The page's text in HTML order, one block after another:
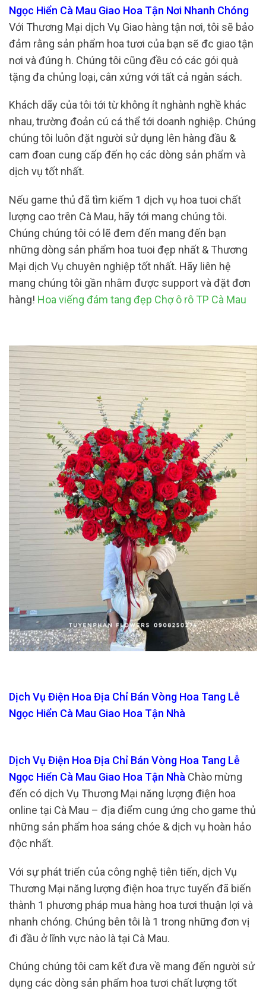
Ngọc Hiển Cà Mau Giao Hoa Tận Nơi Nhanh Chóng
Với Thương Mại dịch Vụ Giao hàng tận nơi, tôi sẽ bảo
đảm rằng sản phẩm hoa tươi của bạn sẽ đc giao tận
nơi và đúng h. Chúng tôi cũng đều có các gói quà
tặng đa chủng loại, cân xứng với tất cả ngân sách.
Khách dãy của tôi tới từ không ít nghành nghề khác
nhau, trường đoản cú cá thể tới doanh nghiệp. Chúng
chúng tôi luôn đặt người sử dụng lên hàng đầu &
cam đoan cung cấp đến họ các dòng sản phẩm và
dịch vụ tốt nhất.
Nếu game thủ đã tìm kiếm 1 dịch vụ hoa tuoi chất
lượng cao trên Cà Mau, hãy tới mang chúng tôi.
Chúng chúng tôi có lẽ đem đến mang đến bạn
những dòng sản phẩm hoa tuoi đẹp nhất & Thương
Mại dịch Vụ chuyên nghiệp tốt nhất. Hãy liên hệ
mang chúng tôi gần nhằm được support và đặt đơn
hàng! Hoa viếng đám tang đẹp Chợ ô rô TP Cà Mau
Dịch Vụ Điện Hoa Địa Chỉ Bán Vòng Hoa Tang Lễ
Ngọc Hiển Cà Mau Giao Hoa Tận Nhà
Dịch Vụ Điện Hoa Địa Chỉ Bán Vòng Hoa Tang Lễ
Ngọc Hiển Cà Mau Giao Hoa Tận Nhà Chào mừng
đến có dịch Vụ Thương Mại năng lượng điện hoa
online tại Cà Mau – địa điểm cung ứng cho game thủ
những sản phẩm hoa sáng chóe & dịch vụ hoàn hảo
độc nhất.
Với sự phát triển của công nghệ tiên tiến, dịch Vụ
Thương Mại năng lượng điện hoa trực tuyến đã biến
thành 1 phương pháp mua hàng hoa tươi thuận lợi và
nhanh chóng. Chúng bên tôi là 1 trong những đơn vị
đi đầu ở lĩnh vực nào là tại Cà Mau.
Chúng chúng tôi cam kết đưa về mang đến người sử
dụng các dòng sản phẩm hoa tươi chất lượng tốt